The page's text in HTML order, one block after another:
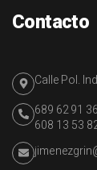
Contacto
Calle Pol.
689 62 91 36
608 13 53